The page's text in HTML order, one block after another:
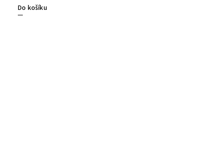
Do košíku